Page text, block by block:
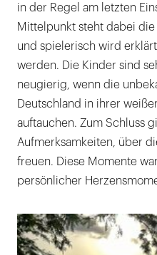
in der Regel am letzten
Mittelpunkt steht dabei
und spielerisch wird
werden. Die Kinder sind
neugierig, wenn die
Deutschland in ihrer
auftauchen. Zum Schluss
Aufmerksamkeiten, über
freuen. Diese Momente
persönlicher